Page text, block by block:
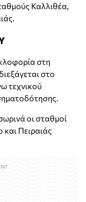
Καλλιθέα,
στη
στο
τεχνικού
οι σταθμοί
Πειραιάς